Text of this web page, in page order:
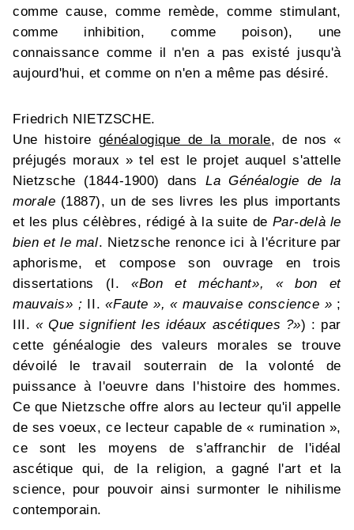
comme cause, comme remède, comme stimulant,
comme inhibition, comme poison), une
connaissance comme il n'en a pas existé jusqu'à
aujourd'hui, et comme on n'en a même pas désiré.
Friedrich NIETZSCHE.
Une histoire généalogique de la morale, de nos «
préjugés moraux » tel est le projet auquel s'attelle
Nietzsche (1844-1900) dansLa Généalogie de la
morale (1887), un de ses livres les plus importants
et les plus célèbres, rédigé à la suite de Par-delà le
bien et le mal. Nietzsche renonce ici à l'écriture par
aphorisme, et compose son ouvrage en trois
dissertations (I.«Bon et méchant», « bon et
mauvais» ; II.«Faute », « mauvaise conscience » ;
III. « Que signifient les idéaux ascétiques ?») : par
cette généalogie des valeurs morales se trouve
dévoilé le travail souterrain de la volonté de
puissance à l'oeuvre dans l'histoire des hommes.
Ce que Nietzsche offre alors au lecteur qu'il appelle
de ses voeux, ce lecteur capable de « rumination »,
ce sont les moyens de s'affranchir de l'idéal
ascétique qui, de la religion, a gagné l'art et la
science, pour pouvoir ainsi surmonter le nihilisme
contemporain.